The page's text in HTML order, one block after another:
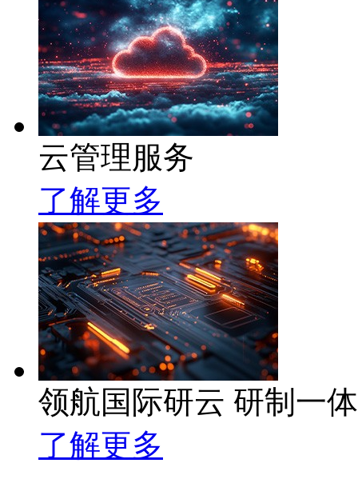
云管理服务
了解更多
领航国际研云 研制一
了解更多